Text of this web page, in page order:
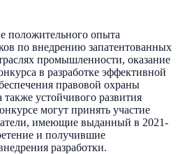
положительного опыта
по внедрению запатентованных
промышленности, оказание
в разработке эффективной
правовой охраны
устойчивого развития
могут принять участие
имеющие выданный в 2021-
и получившие
разработки.